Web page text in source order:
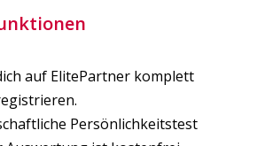
auf ElitePartner komplett
Persönlichkeitstest